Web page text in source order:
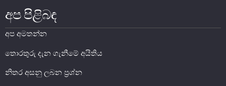
පාලන ව්‍යුහය
ප්‍රධාන නිලධාරීන්
දෙපාර්තමේන්තු
පාලන සංග්‍රහ සහ ප්‍රතිපත්ති
අප පිළිබඳ
අප අමතන්න
තොරතුරු දැන ගැනීමේ අයිතිය
නිතර අසනු ලබන ප්‍රශ්න